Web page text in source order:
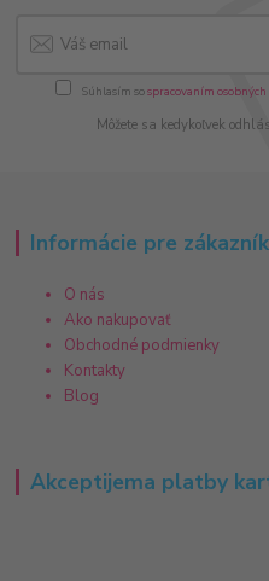
Súhlasím sospracovaním
Môžete sa kedykoľvek
Informácie pre
O nás
Ako nakupovať
Obchodné podmienky
Kontakty
Blog
Akceptijema platby